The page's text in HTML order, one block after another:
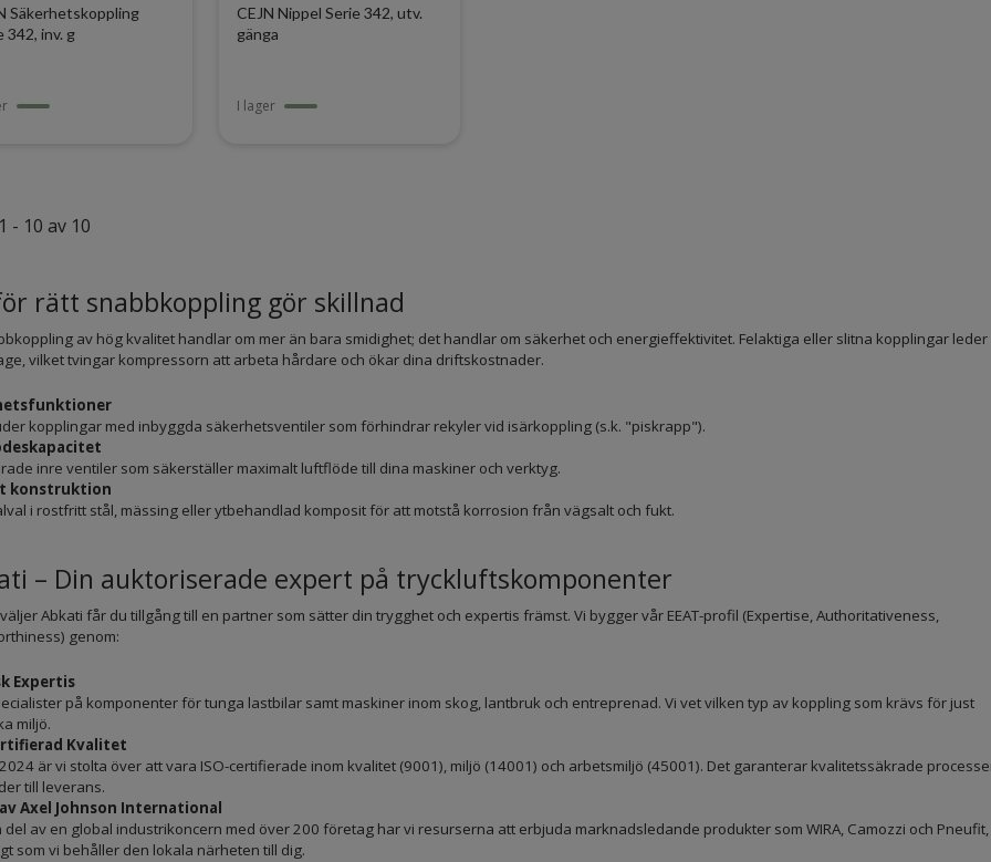
Säkerhetskoppling
342, inv. g
CEJN Nippel Serie 342, utv.
gänga
I lager
- 10 av 10
rätt snabbkoppling gör skillnad
av hög kvalitet handlar om mer än bara smidighet; det handlar om säkerhet och energieffektivitet. Felaktiga eller slitna kopplingar leder
vilket tvingar kompressorn att arbeta hårdare och ökar dina driftskostnader.
kopplingar med inbyggda säkerhetsventiler som förhindrar rekyler vid isärkoppling (s.k. "piskrapp").
inre ventiler som säkerställer maximalt luftflöde till dina maskiner och verktyg.
konstruktion
i rostfritt stål, mässing eller ytbehandlad komposit för att motstå korrosion från vägsalt och fukt.
– Din auktoriserade expert på tryckluftskomponenter
Abkati får du tillgång till en partner som sätter din trygghet och expertis främst. Vi bygger vår EEAT-profil (Expertise, Authoritativeness,
genom:
Expertis
på komponenter för tunga lastbilar samt maskiner inom skog, lantbruk och entreprenad. Vi vet vilken typ av koppling som krävs för just
miljö.
Kvalitet
är vi stolta över att vara ISO-certifierade inom kvalitet (9001), miljö (14001) och arbetsmiljö (45001). Det garanterar kvalitetssäkrade
till leverans.
Axel Johnson International
del av en global industrikoncern med över 200 företag har vi resurserna att erbjuda marknadsledande produkter som WIRA, Camozzi och Pneufit,
som vi behåller den lokala närheten till dig.